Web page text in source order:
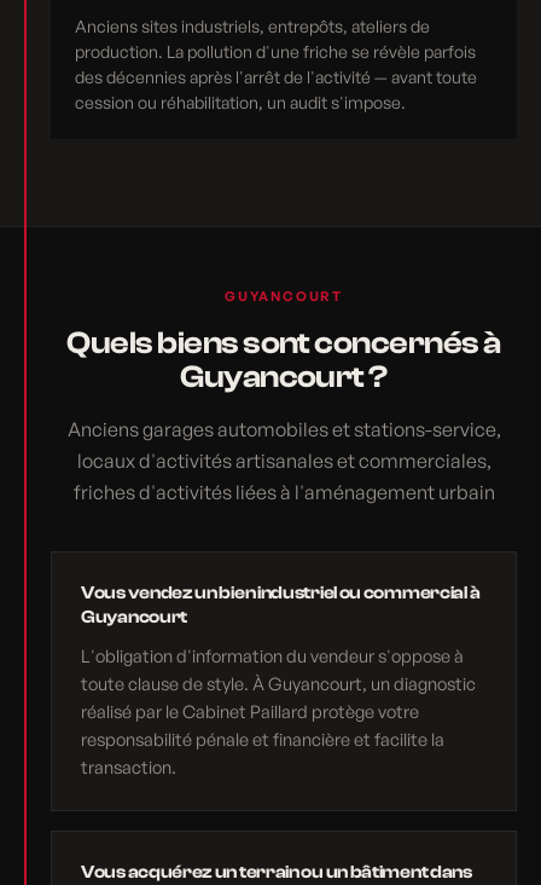
Anciens sites industriels, entrepôts, ateliers de
production. La pollution d'une friche se révèle parfois
des décennies après l'arrêt de l'activité — avant toute
cession ou réhabilitation, un audit s'impose.
GUYANCOURT
Quels biens sont concernés à
Guyancourt ?
Anciens garages automobiles et stations-service,
locaux d'activités artisanales et commerciales,
friches d'activités liées à l'aménagement urbain
Vous vendez un bien industriel ou commercial à
Guyancourt
L'obligation d'information du vendeur s'oppose à
toute clause de style. À Guyancourt, un diagnostic
réalisé par le Cabinet Paillard protège votre
responsabilité pénale et financière et facilite la
transaction.
Vous acquérez un terrain ou un bâtiment dans